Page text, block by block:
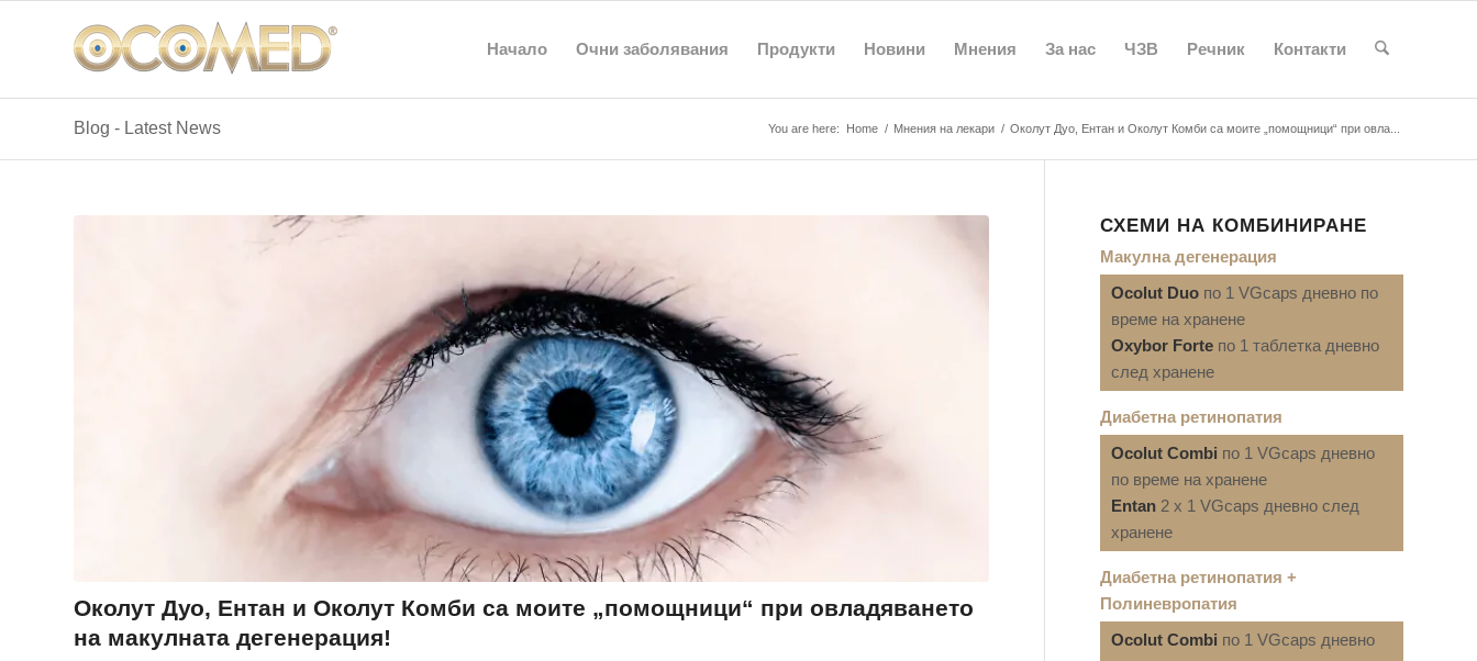
Начало Очни заболявания Продукти Новини Мнения За нас ЧЗВ Речник Контакти
Blog - Latest News You are here: Home / Мнения на лекари / Околут Дуо, Ентан и Околут Комби са моите „помощници“ при овла...
Околут Дуо, Ентан и Околут Комби са моите „помощници“ при овладяването
на макулната дегенерация!
СХЕМИ НА КОМБИНИРАНЕ
Макулна дегенерация
Ocolut Duo по 1 VGcaps дневно по
време на хранене
Oxybor Forte по 1 таблетка дневно
след хранене
Диабетна ретинопатия
Ocolut Combi по 1 VGcaps дневно
по време на хранене
Entan 2 x 1 VGcaps дневно след
хранене
Диабетна ретинопатия +
Полиневропатия
Ocolut Combi по 1 VGcaps дневно